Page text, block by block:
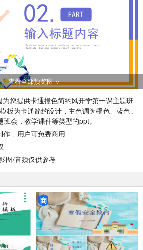
查看全部预览图
为您提供卡通撞色简约风开学第一课主题班
板为卡通简约设计，主色调为橙色、蓝色。
会，教学课件等类型的ppt。
作，用户可免费商用
图/音频仅供参考